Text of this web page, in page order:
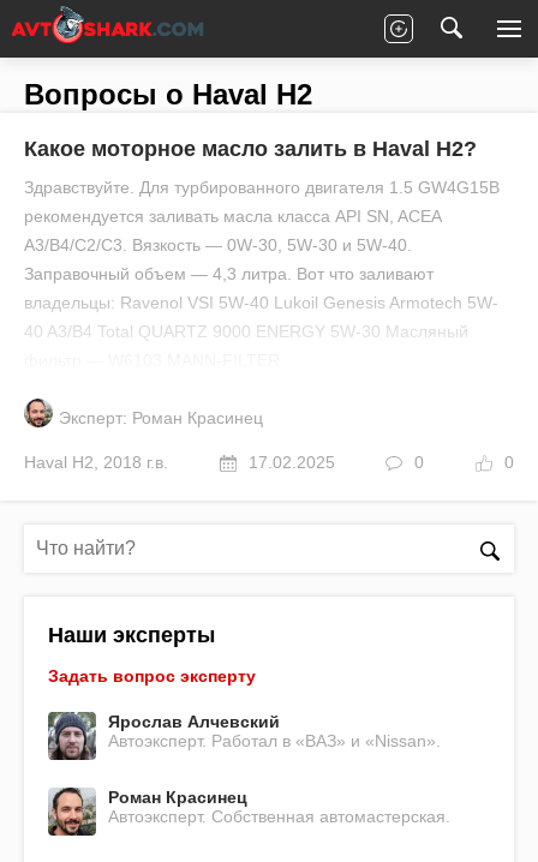
Главная Все вопросы H2
Вопросы о Haval H2
Какое моторное масло залить в Haval H2?
Здравствуйте. Для турбированного двигателя 1.5 GW4G15B
рекомендуется заливать масла класса API SN, ACEA
A3/B4/C2/C3. Вязкость — 0W-30, 5W-30 и 5W-40.
Заправочный объем — 4,3 литра. Вот что заливают
владельцы: Ravenol VSI 5W-40 Lukoil Genesis Armotech 5W-
40 A3/B4 Total QUARTZ 9000 ENERGY 5W-30 Масляный
Эксперт: Роман Красинец
Haval H2 2018 г.в. 17.02.2025 0 0
Наши эксперты
Задать вопрос эксперту
Ярослав Алчевский
Автоэксперт. Работал в «ВАЗ» и «Nissan».
Роман Красинец
Автоэксперт. Собственная автомастерская.